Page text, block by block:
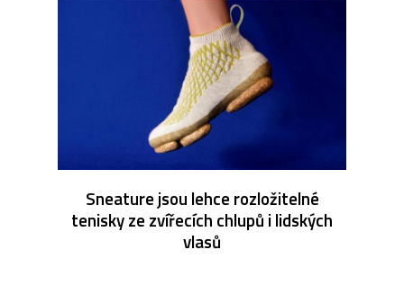
Sneature jsou lehce rozložitelné
tenisky ze zvířecích chlupů i lidských
vlasů